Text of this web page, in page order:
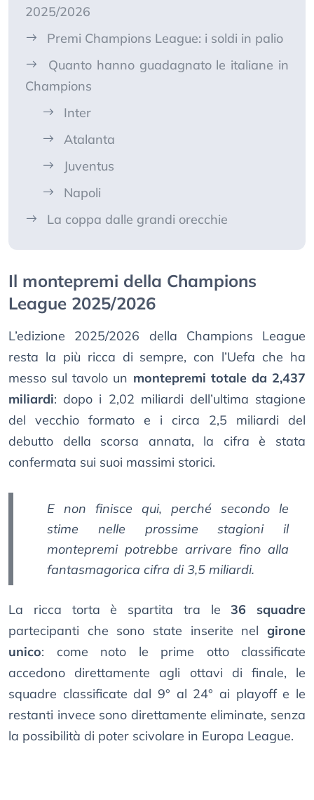
2025/2026
Premi Champions League: i soldi in palio
Quanto hanno guadagnato le italiane in
Champions
Inter
Atalanta
Juventus
Napoli
La coppa dalle grandi orecchie
Il montepremi della Champions
League 2025/2026
L’edizione 2025/2026 della Champions League
resta la più ricca di sempre, con l’Uefa che ha
messo sul tavolo un montepremi totale da 2,437
miliardi: dopo i 2,02 miliardi dell’ultima stagione
del vecchio formato e i circa 2,5 miliardi del
debutto della scorsa annata, la cifra è stata
confermata sui suoi massimi storici.
E non finisce qui, perché secondo le
stime nelle prossime stagioni il
montepremi potrebbe arrivare fino alla
fantasmagorica cifra di 3,5 miliardi.
La ricca torta è spartita tra le36 squadre
partecipanti che sono state inserite nel girone
unico: come noto le prime otto classificate
accedono direttamente agli ottavi di finale, le
squadre classificate dal 9° al 24° ai playoff e le
restanti invece sono direttamente eliminate, senza
la possibilità di poter scivolare in Europa League.